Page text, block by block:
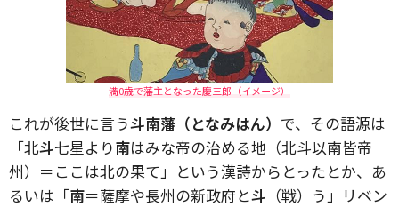
満0歳で藩主となった慶三郎（イメージ）
これが後世に言う斗南藩（となみはん） で、その語源は
「北斗七星より南はみな帝の治める地（北斗以南皆帝
州）＝ここは北の果て」という漢詩からとったとか、あ
るいは「南＝薩摩や長州の新政府と斗 （戦）う」リベン